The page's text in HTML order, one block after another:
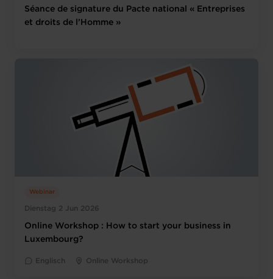
Séance de signature du Pacte national « Entreprises
et droits de l’Homme »
Dienstag 2 Jun 2026
Webinar
Online Workshop : How to start your business in
Luxembourg?
Englisch Online Workshop